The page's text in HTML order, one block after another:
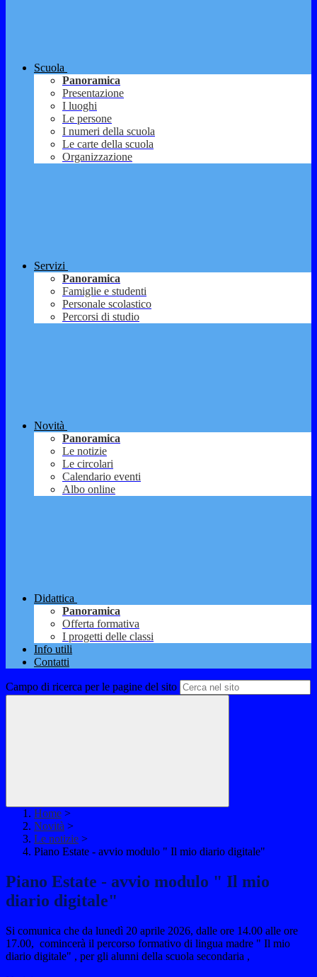
Scuola
Panoramica
Presentazione
I luoghi
Le persone
I numeri della scuola
Le carte della scuola
Organizzazione
Servizi
Panoramica
Famiglie e studenti
Personale scolastico
Percorsi di studio
Novità
Panoramica
Le notizie
Le circolari
Calendario eventi
Albo online
Didattica
Panoramica
Offerta formativa
I progetti delle classi
Info utili
Contatti
Campo di ricerca per le pagine del sito
Home >
Novità >
Le notizie >
Piano Estate - avvio modulo " Il mio diario digitale"
Piano Estate - avvio modulo " Il mio
diario digitale"
Si comunica che da lunedì 20 aprile 2026, dalle ore 14.00 alle ore
17.00, comincerà il percorso formativo di lingua madre " Il mio
diario digitale" , per gli alunni della scuola secondaria ,